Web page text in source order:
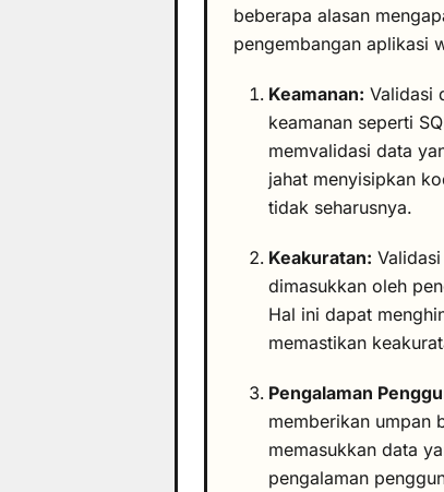
beberapa alasan
pengembangan aplikasi
Keamanan: Validasi
keamanan seperti
memvalidasi data
jahat menyisipkan
tidak seharusnya.
Keakuratan:
dimasukkan oleh
Hal ini dapat
memastikan
Pengalaman
memberikan umpan
memasukkan data
pengalaman